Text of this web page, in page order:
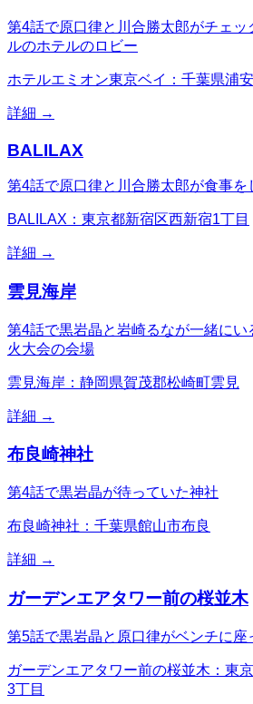
第4話で原口律と川合勝太郎がチェッ
ルのホテルのロビー
ホテルエミオン東京ベイ：千葉県浦
詳細 →
BALILAX
第4話で原口律と川合勝太郎が食事を
BALILAX：東京都新宿区西新宿1丁目
詳細 →
雲見海岸
第4話で黒岩晶と岩崎るなが一緒に
火大会の会場
雲見海岸：静岡県賀茂郡松崎町雲見
詳細 →
布良崎神社
第4話で黒岩晶が待っていた神社
布良崎神社：千葉県館山市布良
詳細 →
ガーデンエアタワー前の桜並木
第5話で黒岩晶と原口律がベンチに座
ガーデンエアタワー前の桜並木：東
3丁目